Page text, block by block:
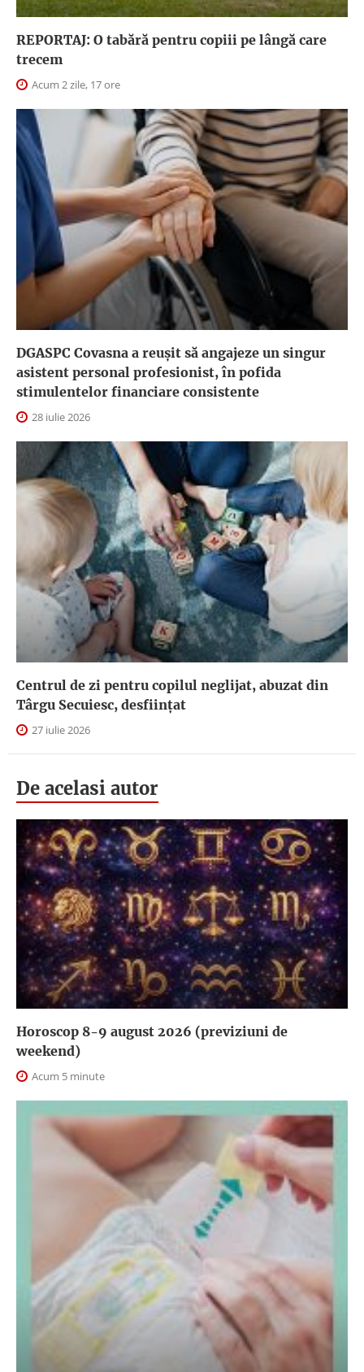
REPORTAJ: O tabără pentru copiii pe lângă care
trecem
Acum 2 zile, 17 ore
DGASPC Covasna a reuşit să angajeze un singur
asistent personal profesionist, în pofida
stimulentelor financiare consistente
28 iulie 2026
Centrul de zi pentru copilul neglijat, abuzat din
Târgu Secuiesc, desfiinţat
27 iulie 2026
De acelasi autor
Horoscop 8-9 august 2026 (previziuni de
weekend)
Acum 5 minute